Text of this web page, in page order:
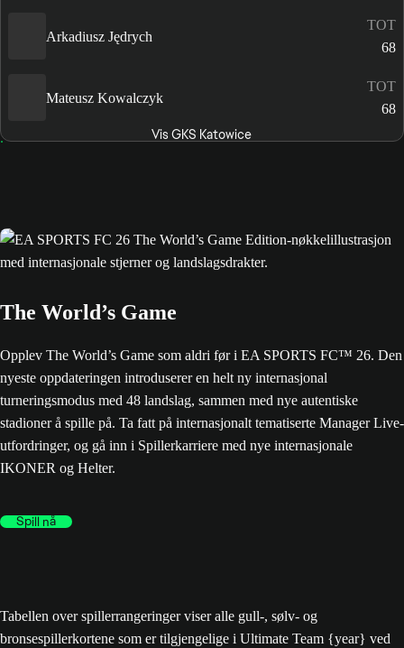
Arkadiusz Jędrych
TOT
68
Mateusz Kowalczyk
TOT
68
Vis GKS Katowice
The World’s Game
Opplev The World’s Game som aldri før i EA SPORTS FC™ 26. Den
nyeste oppdateringen introduserer en helt ny internasjonal
turneringsmodus med 48 landslag, sammen med nye autentiske
stadioner å spille på. Ta fatt på internasjonalt tematiserte Manager Live-
utfordringer, og gå inn i Spillerkarriere med nye internasjonale
IKONER og Helter.
Spill nå
Tabellen over spillerrangeringer viser alle gull-, sølv- og
bronsespillerkortene som er tilgjengelige i Ultimate Team {year} ved